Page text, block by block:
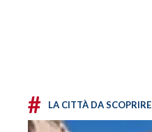
# LA CITTÀ DA SCOPRIRE